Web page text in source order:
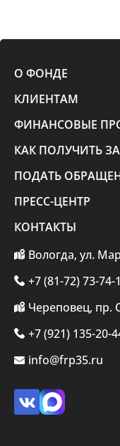
О ФОНДЕ
КЛИЕНТАМ
ФИНАНСОВЫЕ
КАК ПОЛУЧИТЬ
ПОДАТЬ
ПРЕСС-ЦЕНТР
КОНТАКТЫ
Вологда, ул.
+7 (81-72) 73-74-
Череповец, пр.
+7 (921) 135-20-
info@frp35.ru